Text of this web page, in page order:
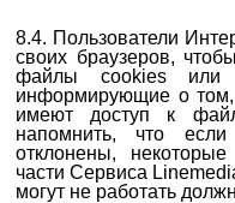
8.4. Пользователи
своих браузеров,
файлы cookies или
информирующие о
имеют доступ к
напомнить, что
отклонены,
части Сервиса
могут не работать